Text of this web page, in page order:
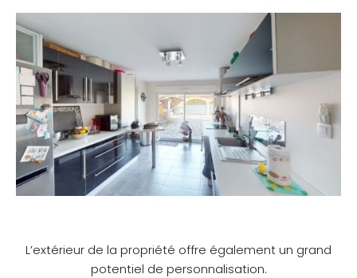
L’extérieur de la propriété offre également un grand
potentiel de personnalisation.